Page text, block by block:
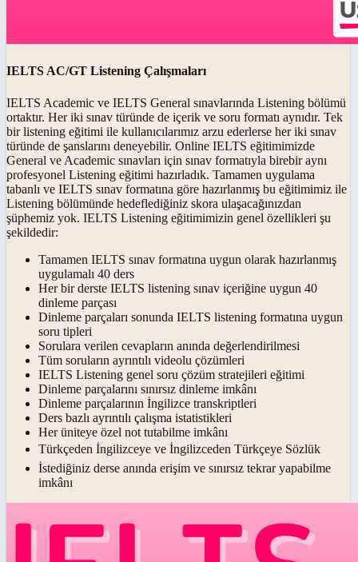
IELTS AC/GT Listening Çalışmaları
IELTS Academic ve IELTS General sınavlarında Listening bölümü
ortaktır. Her iki sınav türünde de içerik ve soru formatı aynıdır. Tek
bir listening eğitimi ile kullanıcılarımız arzu ederlerse her iki sınav
türünde de şanslarını deneyebilir. Online IELTS eğitimimizde
General ve Academic sınavları için sınav formatıyla birebir aynı
profesyonel Listening eğitimi hazırladık. Tamamen uygulama
tabanlı ve IELTS sınav formatına göre hazırlanmış bu eğitimimiz ile
Listening bölümünde hedeflediğiniz skora ulaşacağınızdan
şüphemiz yok. IELTS Listening eğitimimizin genel özellikleri şu
şekildedir:
Tamamen IELTS sınav formatına uygun olarak hazırlanmış
uygulamalı 40 ders
Her bir derste IELTS listening sınav içeriğine uygun 40
dinleme parçası
Dinleme parçaları sonunda IELTS listening formatına uygun
soru tipleri
Sorulara verilen cevapların anında değerlendirilmesi
Tüm soruların ayrıntılı videolu çözümleri
IELTS Listening genel soru çözüm stratejileri eğitimi
Dinleme parçalarını sınırsız dinleme imkânı
Dinleme parçalarının İngilizce transkriptleri
Ders bazlı ayrıntılı çalışma istatistikleri
Her üniteye özel not tutabilme imkânı
Türkçeden İngilizceye ve İngilizceden Türkçeye Sözlük
İstediğiniz derse anında erişim ve sınırsız tekrar yapabilme
imkânı